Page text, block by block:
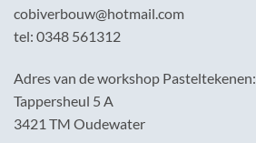
cobiverbouw@hotmail.com
tel: 0348 561312
Adres van de workshop Pasteltekenen:
Tappersheul 5 A
3421 TM Oudewater